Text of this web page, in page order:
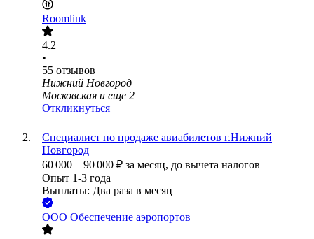
Roomlink
4.2
•
55 отзывов
Нижний Новгород
Московская и еще 2
Откликнуться
Специалист по продаже авиабилетов г.Нижний
Новгород
60 000 – 90 000 ₽ за месяц, до вычета налогов
Опыт 1-3 года
Выплаты: Два раза в месяц
ООО Обеспечение аэропортов